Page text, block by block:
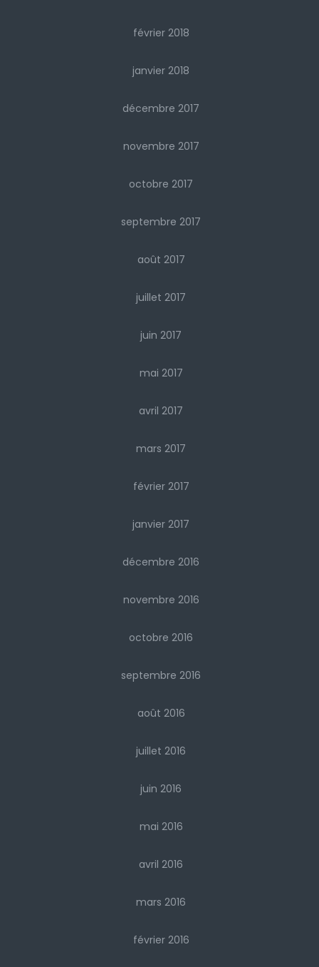
février 2018
janvier 2018
décembre 2017
novembre 2017
octobre 2017
septembre 2017
août 2017
juillet 2017
juin 2017
mai 2017
avril 2017
mars 2017
février 2017
janvier 2017
décembre 2016
novembre 2016
octobre 2016
septembre 2016
août 2016
juillet 2016
juin 2016
mai 2016
avril 2016
mars 2016
février 2016